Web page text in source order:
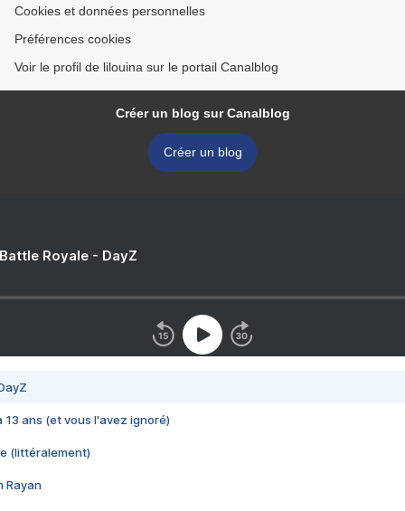
Cookies et données personnelles
Préférences cookies
Voir le profil de lilouina sur le portail Canalblog
Créer un blog sur Canalblog
Créer un blog
Royale - DayZ
13 ans (et vous l'avez ignoré)
(littéralement)
Rayan